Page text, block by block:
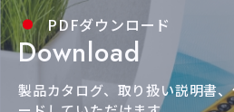
PDFダウンロード
Download
製品カタログ、取り扱い説明書